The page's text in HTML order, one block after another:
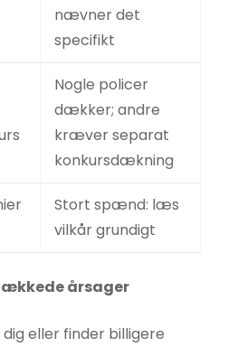
nævner det
specifikt
Nogle policer
dækker; andre
kræver separat
konkursdækning
Stort spænd: læs
vilkår grundigt
årsager
eller finder billigere